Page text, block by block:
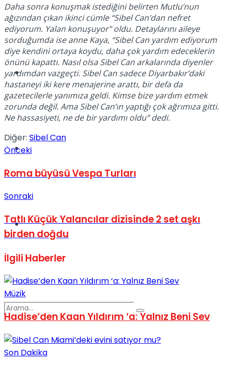
Tatil
Spor
Podcast
Daha sonra konuşmak istediğini belirten Mutlu’nun
ağızından çıkan ikinci cümle “Sibel Can’dan nefret
ediyorum. Yalan konuşuyor” oldu. Detaylarını aileye
sorduğumda ise anne Kaya, “Sibel Can yardım ediyorum
diye kendini ortaya koydu, daha çok yardım edeceklerin
önünü kapattı. Nasıl olsa Sibel Can arkalarında diyenler
yardımdan vazgeçti. Sibel Can sadece Diyarbakır’daki
hastaneyi iki kere menajerine arattı, bir defa da
gazetecilerle yanımıza geldi. Kimse bize yardım etmek
zorunda değil. Ama Sibel Can’ın yaptığı çok ağrımıza gitti.
Ne hassasiyeti, ne de bir yardımı oldu” dedi.
Diğer: Sibel Can
Önceki
Roma büyüsü Vespa Turları
Sonraki
Tatlı Küçük Yalancılar dizisinde 2 set aşkı
birden doğdu
İlgili Haberler
Müzik
Hadise’den Kaan Yıldırım ‘a: Yalnız Beni Sev
Son Dakika